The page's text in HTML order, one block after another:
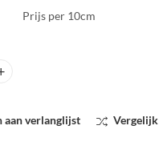
Prijs per 10cm
Tricot Vlamrood quantity
aan verlanglijst Vergelijk